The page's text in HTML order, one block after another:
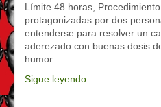
Límite 48 horas,
protagonizadas por dos
entenderse para resolver un
aderezado con buenas dosis
humor.
Sigue leyendo…